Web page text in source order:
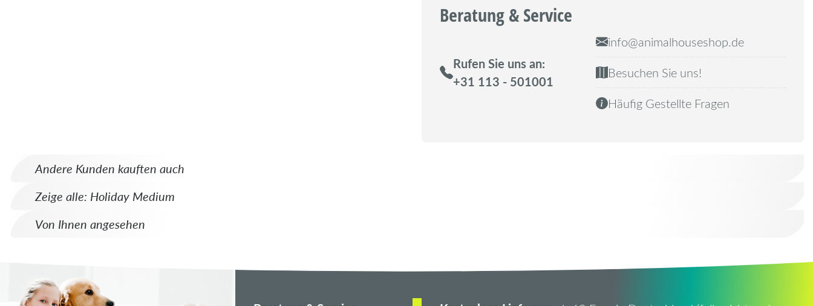
Beratung & Service
Rufen Sie uns an:
+31 113 - 501001
info@animalhouseshop.de
Besuchen Sie uns!
Häufig Gestellte Fragen
Andere Kunden kauften auch
Zeige alle: Holiday Medium
Von Ihnen angesehen